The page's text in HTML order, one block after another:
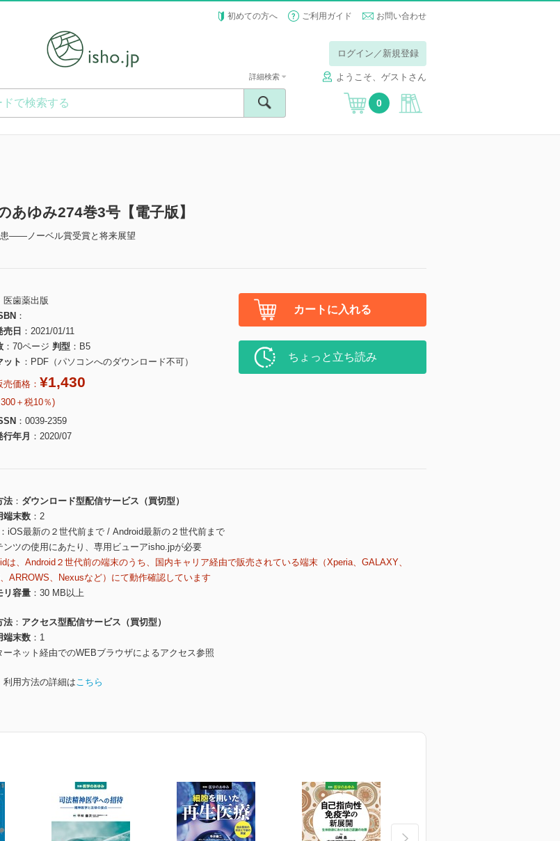
初めての方へ ご利用ガイド お問い合わせ
ログイン／新規登録
ようこそ、ゲストさん
詳細検索
0
あゆみ274巻3号【電子版】
患――ノーベル賞受賞と将来展望
医歯薬出版
売日
2021/01/11
70ページ 判型
B5
ット
PDF（パソコンへのダウンロード不可）
価格： ¥1,430
＋税10％)
0039-2359
行年月
2020/07
カートに入れる
ちょっと立ち読み
法
ダウンロード型配信サービス（買切型）
端末数
2
iOS最新の２世代前まで / Android最新の２世代前まで
ツの使用にあたり、専用ビューアisho.jpが必要
は、Android２世代前の端末のうち、国内キャリア経由で販売されている端末（Xperia、GALAXY、
ARROWS、Nexusなど）にて動作確認しています
リ容量
30 MB以上
法
アクセス型配信サービス（買切型）
端末数
1
ネット経由でのWEBブラウザによるアクセス参照
用方法の詳細はこちら